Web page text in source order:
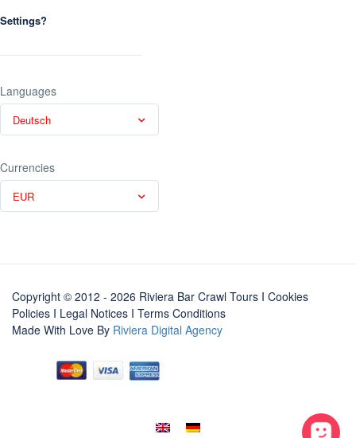
Settings?
Languages
Deutsch
Currencies
EUR
Copyright © 2012 - 2026 Riviera Bar Crawl Tours I Cookies
Policies I Legal Notices I Terms Conditions
Made With Love By Riviera Digital Agency